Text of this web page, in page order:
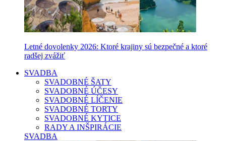
Letné dovolenky 2026: Ktoré krajiny sú bezpečné a ktoré
radšej zvážiť
SVADBA
SVADOBNÉ ŠATY
SVADOBNÉ ÚČESY
SVADOBNÉ LÍČENIE
SVADOBNÉ TORTY
SVADOBNÉ KYTICE
RADY A INŠPIRÁCIE
SVADBA